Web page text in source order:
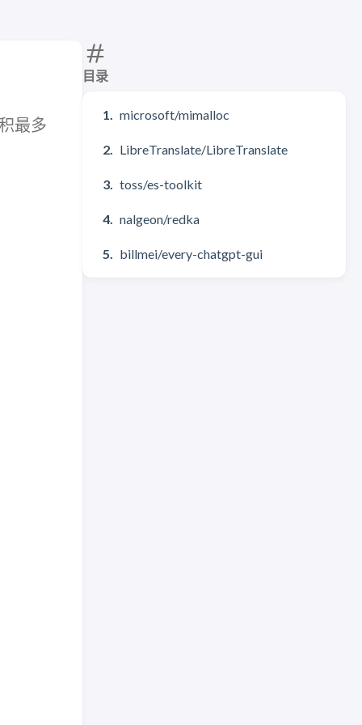
目录
microsoft/mimalloc
LibreTranslate/LibreTranslate
toss/es-toolkit
nalgeon/redka
billmei/every-chatgpt-gui
最多